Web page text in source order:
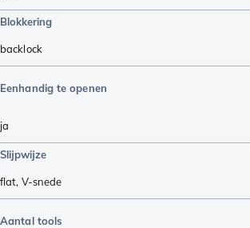
Blokkering
backlock
Eenhandig te openen
ja
Slijpwijze
flat, V-snede
Aantal tools